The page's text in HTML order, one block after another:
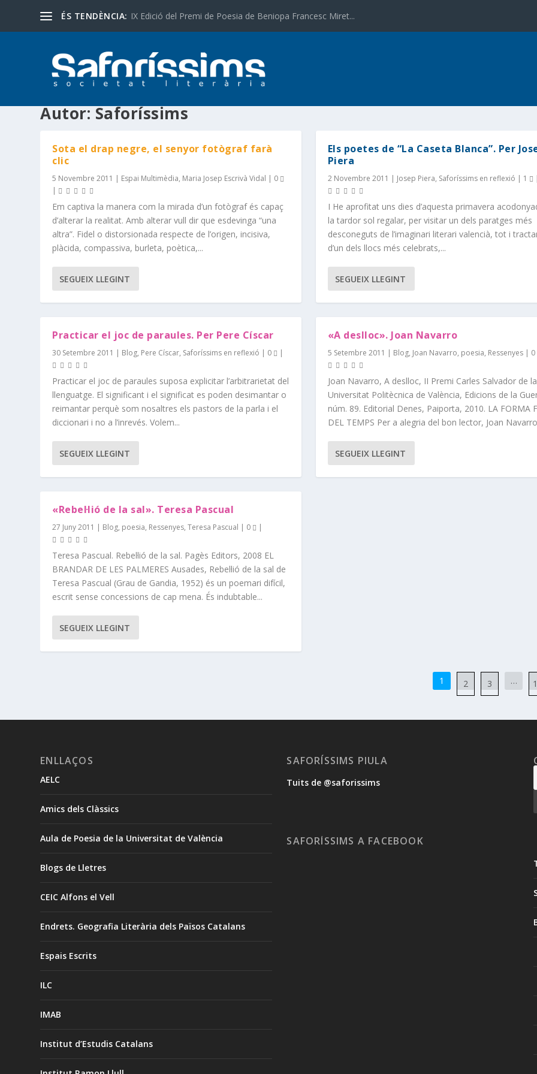
ÉS TENDÈNCIA: IX Edició del Premi de Poesia de Beniopa Francesc Miret...
Autor:Saforíssims
Sota el drap negre, el senyor fotògraf farà
clic
5 Novembre 2011 | Espai Multimèdia, Maria Josep Escrivà Vidal | 0
|
Em captiva la manera com la mirada d’un fotògraf és capaç
d’alterar la realitat. Amb alterar vull dir que esdevinga “una
altra”. Fidel o distorsionada respecte de l’origen, incisiva,
plàcida, compassiva, burleta, poètica,...
SEGUEIX LLEGINT
Practicar el joc de paraules. Per Pere Císcar
30 Setembre 2011 | Blog, Pere Císcar, Saforíssims en reflexió | 0 |
Practicar el joc de paraules suposa explicitar l’arbitrarietat del
llenguatge. El significant i el significat es poden desimantar o
reimantar perquè som nosaltres els pastors de la parla i el
diccionari i no a l’inrevés. Volem...
SEGUEIX LLEGINT
«Rebel·lió de la sal». Teresa Pascual
27 Juny 2011 | Blog, poesia, Ressenyes,Teresa Pascual | 0 |
Teresa Pascual. Rebel·lió de la sal. Pagès Editors, 2008 EL
BRANDAR DE LES PALMERES Ausades, Rebel·lió de la sal de
Teresa Pascual (Grau de Gandia, 1952) és un poemari difícil,
escrit sense concessions de cap mena. És indubtable...
SEGUEIX LLEGINT
Els poetes de “La Caseta Blanca”. Per
Piera
2 Novembre 2011 | Josep Piera, Saforíssims en reflexió | 1
I He aprofitat uns dies d’aquesta primavera
la tardor sol regalar, per visitar un dels paratges més
desconeguts de l’imaginari literari valencià, tot i
d’un dels llocs més celebrats,...
SEGUEIX LLEGINT
«A deslloc». Joan Navarro
5 Setembre 2011 | Blog, Joan Navarro, poesia, Ressenyes| 0
Joan Navarro, A deslloc, II Premi Carles Salvador de la
Universitat Politècnica de València, Edicions de la
núm. 89. Editorial Denes, Paiporta, 2010. LA FORMA
DEL TEMPS Per a alegria del bon lector, Joan
SEGUEIX LLEGINT
1 2 3 …
ENLLAÇOS
AELC
Amics dels Clàssics
Aula de Poesia de la Universitat de València
Blogs de Lletres
CEIC Alfons el Vell
Endrets. Geografia Literària dels Països Catalans
Espais Escrits
ILC
IMAB
Institut d’Estudis Catalans
SAFORÍSSIMS PIULA
Tuits de @saforissims
SAFORÍSSIMS A FACEBOOK